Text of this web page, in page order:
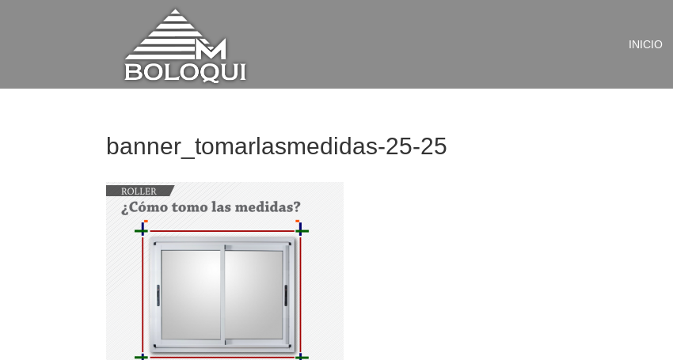
INICIO
banner_tomarlasmedidas-25-25